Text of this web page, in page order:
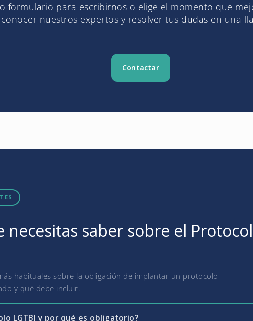
formulario para escribirnos o elige el momento que
conocer nuestros expertos y resolver tus dudas en una
Contactar
necesitas saber sobre el
habituales sobre la obligación de implantar un protocolo
y qué debe incluir.
LGTBI y por qué es obligatorio?